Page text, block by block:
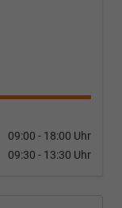
09:00 - 18:00 Uhr
09:30 - 13:30 Uhr